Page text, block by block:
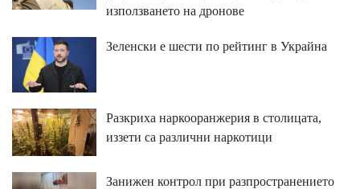
използването на дронове
Зеленски е шести по рейтинг в Украйна
Разкриха наркооранжерия в столицата,
иззети са различни наркотици
Занижен контрол при разпространението